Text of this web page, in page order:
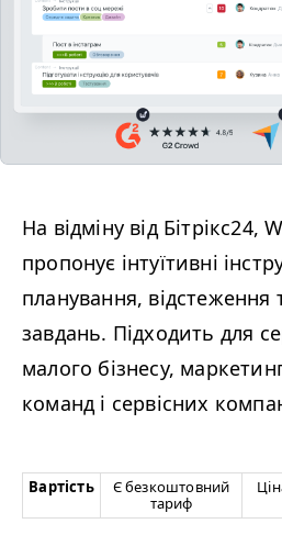
На відміну від Бітрікс24,
пропонує інтуїтивні
планування, відстеження
завдань. Підходить для
малого бізнесу,
команд і сервісних
Вартість
Є безкоштовний
тариф